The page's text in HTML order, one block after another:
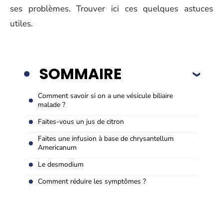
ses problèmes. Trouver ici ces quelques astuces
utiles.
SOMMAIRE
Comment savoir si on a une vésicule biliaire
malade ?
Faites-vous un jus de citron
Faites une infusion à base de chrysantellum
Americanum
Le desmodium
Comment réduire les symptômes ?